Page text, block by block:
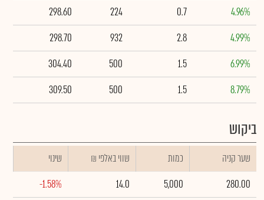
4.96%
0.7
224
298.60
4.99%
2.8
932
298.70
6.99%
1.5
500
304.40
8.79%
1.5
500
309.50
ביקוש
שער קניה כמות ₪ שווי באלפי
שינוי
280.00
5,000
14.0
-1.58%